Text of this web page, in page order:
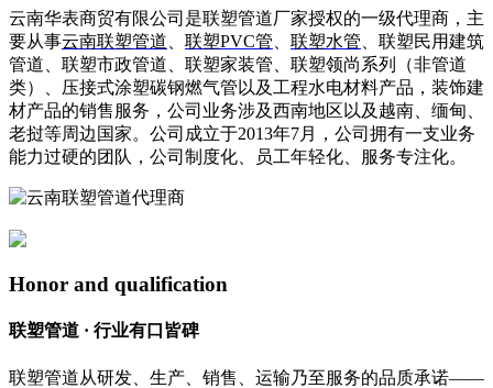
云南华表商贸有限公司是联塑管道厂家授权的一级代理商，主
要从事云南联塑管道 联塑PVC管 联塑水管 、联塑民用建筑
管道、联塑市政管道、联塑家装管、联塑领尚系列（非管道
类）、压接式涂塑碳钢燃气管以及工程水电材料产品，装饰建
材产品的销售服务，公司业务涉及西南地区以及越南、缅甸、
老挝等周边国家。公司成立于2013年7月，公司拥有一支业务
能力过硬的团队，公司制度化、员工年轻化、服务专注化。
Honor and qualification
联塑管道 · 行业有口皆碑
联塑管道从研发、生产、销售、运输乃至服务的品质承诺——